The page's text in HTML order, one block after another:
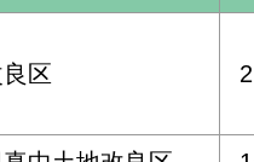
区